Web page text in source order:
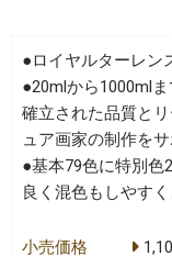
●ロイヤルターレン
●20mlから1000ml
確立された品質と
ュア画家の制作をサ
●基本79色に特別色
良く混色もしやす
小売価格